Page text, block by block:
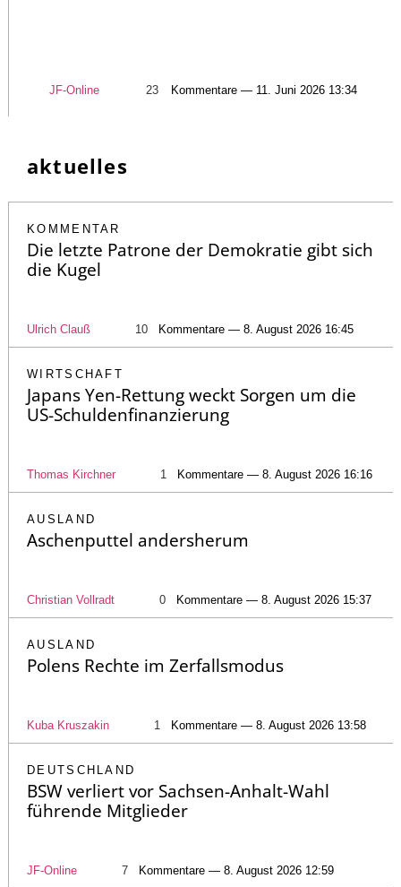
JF-Online 23 Kommentare — 11. Juni 2026 13:34
aktuelles
KOMMENTAR
Die letzte Patrone der Demokratie gibt sich
die Kugel
Ulrich Clauß 10 Kommentare — 8. August 2026 16:45
WIRTSCHAFT
Japans Yen-Rettung weckt Sorgen um die
US-Schuldenfinanzierung
Thomas Kirchner 1 Kommentare — 8. August 2026 16:16
AUSLAND
Aschenputtel andersherum
Christian Vollradt 0 Kommentare — 8. August 2026 15:37
AUSLAND
Polens Rechte im Zerfallsmodus
Kuba Kruszakin 1 Kommentare — 8. August 2026 13:58
DEUTSCHLAND
BSW verliert vor Sachsen-Anhalt-Wahl
führende Mitglieder
JF-Online 7 Kommentare — 8. August 2026 12:59